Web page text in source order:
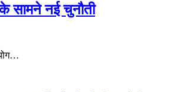
सामने नई चुनौती